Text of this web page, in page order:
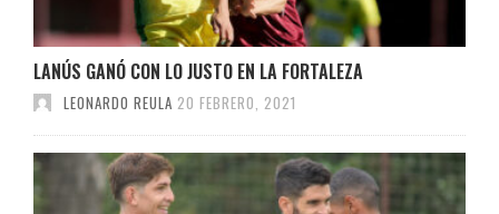
LANÚS GANÓ CON LO JUSTO EN LA FORTALEZA
LEONARDO REULA 20 FEBRERO, 2021